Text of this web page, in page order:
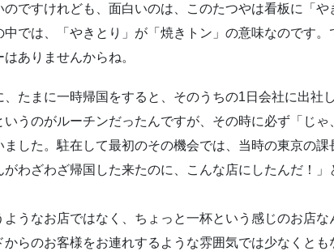
ですけれども、面白いのは、このたつやは看板に「や
では、「やきとり」が「焼きトン」の意味なのです。
ありませんからね。
たまに一時帰国をすると、そのうちの1日会社に出社
うのがルーチンだったんですが、その時に必ず「じゃ
した。駐在して最初のその機会では、当時の東京の課
わざわざ帰国した来たのに、こんな店にしたんだ！」
うなお店ではなく、ちょっと一杯という感じのお店な
らのお客様をお連れするような雰囲気では少なくとも